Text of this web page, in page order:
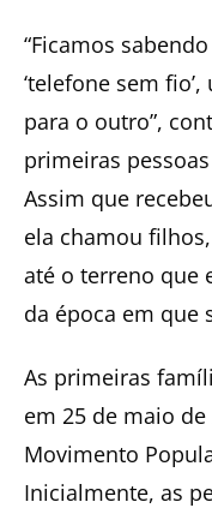
“Ficamos
‘telefone sem
para o outro”,
primeiras
Assim que
ela chamou
até o terreno que
da época em que
As primeiras
em 25 de maio
Movimento
Inicialmente, as